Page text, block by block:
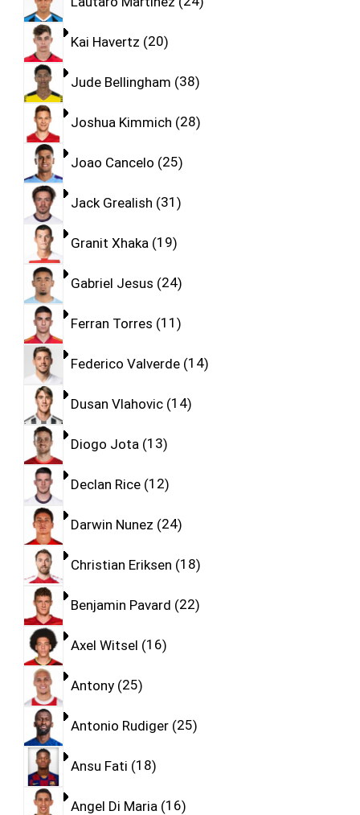
Kai Havertz 20
Jude Bellingham 38
Joshua Kimmich 28
Joao Cancelo 25
Jack Grealish 31
Granit Xhaka 19
Gabriel Jesus 24
Ferran Torres 11
Federico Valverde 14
Dusan Vlahovic 14
Diogo Jota 13
Declan Rice 12
Darwin Nunez 24
Christian Eriksen 18
Benjamin Pavard 22
Axel Witsel 16
Antony 25
Antonio Rudiger 25
Ansu Fati 18
Angel Di Maria 16